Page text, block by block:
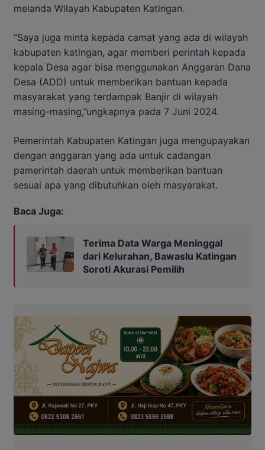
melanda Wilayah Kabupaten Katingan.
“Saya juga minta kepada camat yang ada di wilayah
kabupaten katingan, agar memberi perintah kepada
kepala Desa agar bisa menggunakan Anggaran Dana
Desa (ADD) untuk memberikan bantuan kepada
masyarakat yang terdampak Banjir di wilayah
masing-masing,”ungkapnya pada 7 Juni 2024.
Pemerintah Kabupaten Katingan juga mengupayakan
dengan anggaran yang ada untuk cadangan
pamerintah daerah untuk memberikan bantuan
sesuai apa yang dibutuhkan oleh masyarakat.
Baca Juga:
Terima Data Warga Meninggal
dari Kelurahan, Bawaslu Katingan
Soroti Akurasi Pemilih